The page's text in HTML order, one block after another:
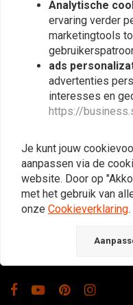
De
Gotenburgweg 46a,
Analytische
ervaring verder
marketingtools
ads
advertenties
interesses en
https://
Je kunt jouw
aanpassen via de
website. Door op
met het gebruik van
onze Cookieverklaring.